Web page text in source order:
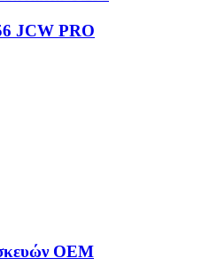
JCW PRO
OEM